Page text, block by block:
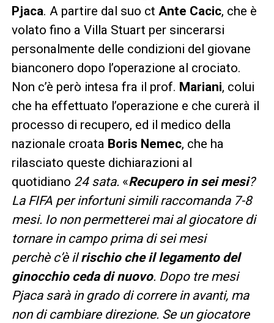
Pjaca. A partire dal suo ct Ante Cacic, che è
volato fino a Villa Stuart per sincerarsi
personalmente delle condizioni del giovane
bianconero dopo l’operazione al crociato.
Non c’è però intesa fra il prof. Mariani, colui
che ha effettuato l’operazione e che curerà il
processo di recupero, ed il medico della
nazionale croata Boris Nemec, che ha
rilasciato queste dichiarazioni al
quotidiano 24 sata. «Recupero in sei mesi?
La FIFA per infortuni simili raccomanda 7-8
mesi. Io non permetterei mai al giocatore di
tornare in campo prima di sei mesi
perchè c’è ilrischio che il legamento del
ginocchio ceda di nuovo. Dopo tre mesi
Pjaca sarà in grado di correre in avanti, ma
non di cambiare direzione. Se un giocatore